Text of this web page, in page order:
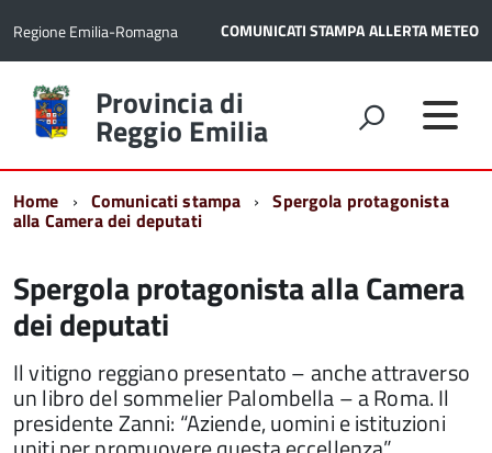
Regione Emilia-Romagna COMUNICATI STAMPAALLERTA METEO
Torna
alla
home
Provincia di
Reggio Emilia
Home Comunicati stampa Spergola protagonista
alla Camera dei deputati
Spergola protagonista alla Camera
dei deputati
Il vitigno reggiano presentato – anche attraverso
un libro del sommelier Palombella – a Roma. Il
presidente Zanni: “Aziende, uomini e istituzioni